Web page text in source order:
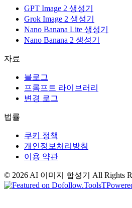
GPT Image 2 생성기
Grok Image 2 생성기
Nano Banana Lite 생성기
Nano Banana 2 생성기
자료
블로그
프롬프트 라이브러리
변경 로그
법률
쿠키 정책
개인정보처리방침
이용 약관
© 2026AI 이미지 합성기
All Rights
T